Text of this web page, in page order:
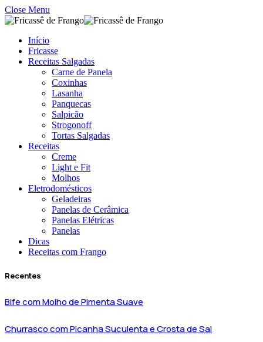
Close Menu
Início
Fricasse
Receitas Salgadas
Carne de Panela
Coxinhas
Lasanha
Panquecas
Salpicão
Strogonoff
Tortas Salgadas
Receitas
Creme
Light e Fit
Molhos
Eletrodomésticos
Geladeiras
Panelas de Cerâmica
Panelas Elétricas
Panelas
Dicas
Receitas com Frango
Recentes
Bife com Molho de Pimenta Suave
Churrasco com Picanha Suculenta e Crosta de Sal